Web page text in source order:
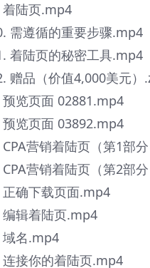
页.mp4
循的重要步骤.mp4
页的秘密工具.mp4
（价值4,000美元）
面 02881.mp4
面 03892.mp4
销着陆页（第1部分
销着陆页（第2部分
下载页面.mp4
着陆页.mp4
.mp4
的着陆页.mp4